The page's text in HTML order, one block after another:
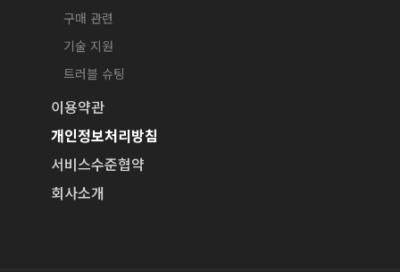
구매 관련
기술 지원
트러블 슈팅
이용약관
개인정보처리방침
서비스수준협약
회사소개